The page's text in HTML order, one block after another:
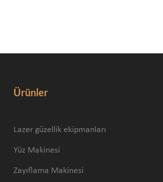
Ürünler
Lazer güzellik ekipmanları
Yüz Makinesi
Zayıflama Makinesi